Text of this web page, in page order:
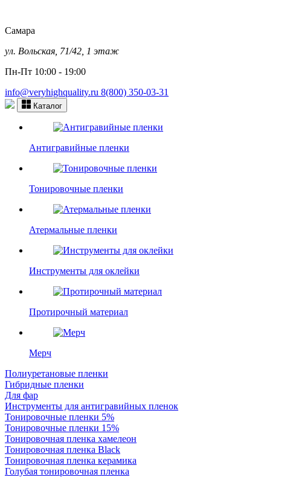
Самара
ул. Вольская, 71/42, 1 этаж
Пн-Пт 10:00 - 19:00
info@veryhighquality.ru 8(800) 350-03-31
Каталог
Антигравийные пленки
Тонировочные пленки
Атермальные пленки
Инструменты для оклейки
Протирочный материал
Мерч
Полиуретановые пленки
Гибридные пленки
Для фар
Инструменты для антигравийных пленок
Тонировочные пленки 5%
Тонировочные пленки 15%
Тонировочная пленка хамелеон
Тонировочная пленка Black
Тонировочная пленка керамика
Голубая тонировочная пленка